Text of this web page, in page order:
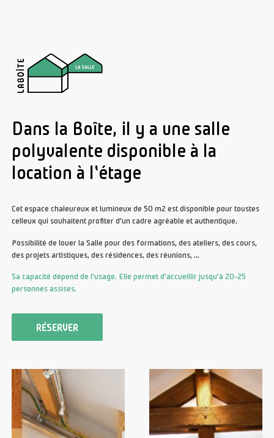
Dans la Boîte, il y a une salle
polyvalente disponible à la
location à l'étage
Cet espace chaleureux et lumineux de 50 m2 est disponible pour toustes
celleux qui souhaitent profiter d’un cadre agréable et authentique.
Possibilité de louer la Salle pour des formations, des ateliers, des cours,
des projets artistiques, des résidences, des réunions, …
Sa capacité dépend de l’usage. Elle permet d’accueillir jusqu’à 20-25
personnes assises.
RÉSERVER